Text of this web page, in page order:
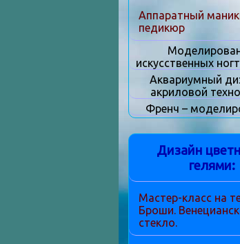
Аппаратный
педикюр
искусственных
Аквариумный
акриловой
Френч –
Дизайн
гелями:
Мастер-класс на
Броши.
стекло.